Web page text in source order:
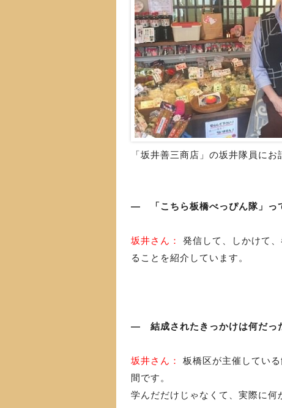
「坂井善三商店」の坂井隊員にお
― 「こちら板橋べっぴん隊」っ
坂井さん：
発信して、しかけて
ることを紹介しています。
― 結成されたきっかけは何だっ
坂井さん：
板橋区が主催してい
間です。
学んだだけじゃなくて、実際に